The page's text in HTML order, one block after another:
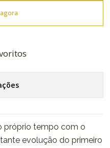
próprio tempo com o
evolução do primeiro